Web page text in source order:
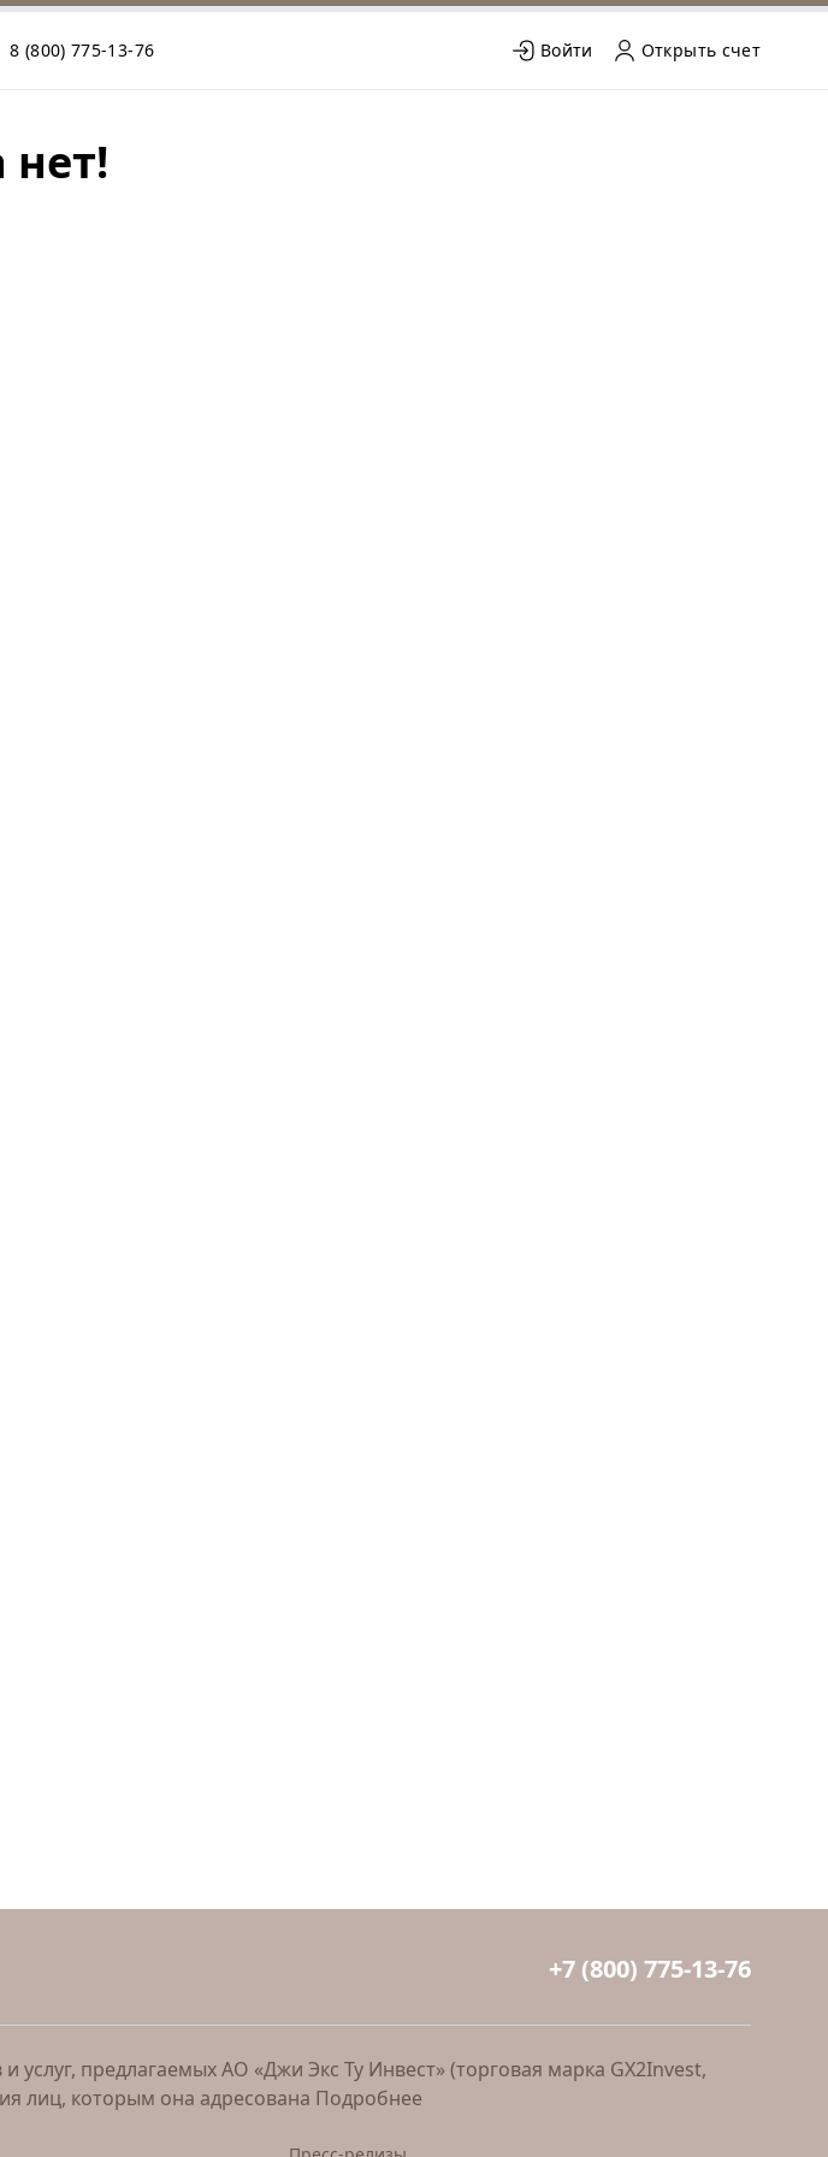
8 (800) 775-13-76 Войти Открыть счет
нет!
+7 (800) 775-13-76
предлагаемых АО «Джи Экс Ту Инвест» (торговая марка GX2Invest,
лиц, которым она адресована Подробнее